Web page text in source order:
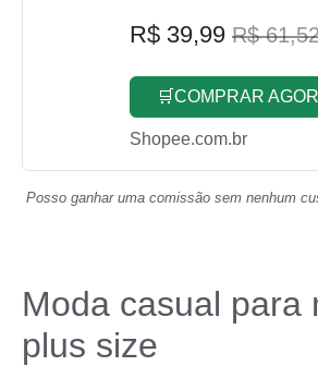
R$ 39,99 R$
🛒COMPRAR
Shopee.com.br
Posso ganhar uma comissão sem nenhum
Moda casual para
plus size